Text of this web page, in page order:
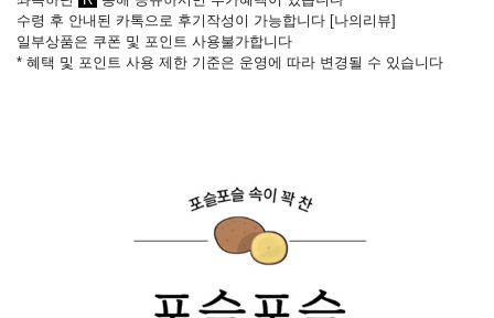
수령 후 안내된 카톡으로 후기작성이 가능합니다 [나의리뷰]
일부상품은 쿠폰 및 포인트 사용불가합니다
* 혜택 및 포인트 사용 제한 기준은 운영에 따라 변경될 수 있습니다